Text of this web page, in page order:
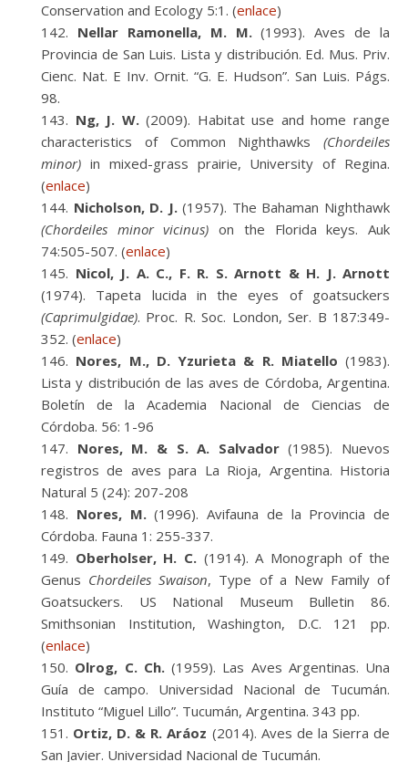
Conservation and Ecology 5:1. (enlace)
Nellar Ramonella, M. M.(1993). Aves de la
Provincia de San Luis. Lista y distribución. Ed. Mus. Priv.
Cienc. Nat. E Inv. Ornit. “G. E. Hudson”. San Luis. Págs.
98.
Ng, J. W.(2009). Habitat use and home range
characteristics of Common Nighthawks (Chordeiles
minor) in mixed-grass prairie, University of Regina.
(enlace)
Nicholson, D. J.(1957). The Bahaman Nighthawk
(Chordeiles minor vicinus) on the Florida keys. Auk
74:505-507. (enlace)
Nicol, J. A. C., F. R. S. Arnott & H. J. Arnott
(1974). Tapeta lucida in the eyes of goatsuckers
(Caprimulgidae). Proc. R. Soc. London, Ser. B 187:349-
352. (enlace)
Nores, M., D. Yzurieta & R. Miatello (1983).
Lista y distribución de las aves de Córdoba, Argentina.
Boletín de la Academia Nacional de Ciencias de
Córdoba. 56: 1-96
Nores, M. & S. A. Salvador(1985). Nuevos
registros de aves para La Rioja, Argentina. Historia
Natural 5 (24): 207-208
Nores, M.(1996). Avifauna de la Provincia de
Córdoba. Fauna 1: 255-337.
Oberholser, H. C.(1914). A Monograph of the
Genus Chordeiles Swaison, Type of a New Family of
Goatsuckers. US National Museum Bulletin 86.
Smithsonian Institution, Washington, D.C. 121 pp.
(enlace)
Olrog, C. Ch.(1959). Las Aves Argentinas. Una
Guía de campo. Universidad Nacional de Tucumán.
Instituto “Miguel Lillo”. Tucumán, Argentina. 343 pp.
Ortiz, D. & R. Aráoz (2014). Aves de la Sierra de
San Javier. Universidad Nacional de Tucumán.